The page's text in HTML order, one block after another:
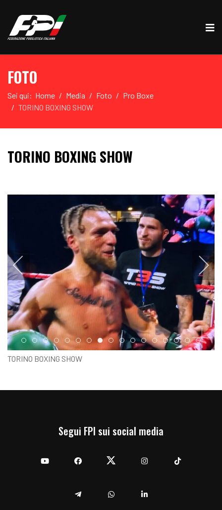
FOTO
Sei qui: Home Media Foto
Pro Boxe
TORINO BOXING SHOW
TORINO BOXING SHOW
Item 0Item 1Item 2Item 3Item 4Item 5Item 6Item 7Item 8Item 9Item 10
Item 11Item 12Item 13Item 14
Item 15
Item
TORINO BOXING SHOW
INTERCON. PIUMA
Segui FPI sui social media